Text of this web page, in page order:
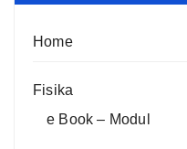
Home
Fisika
e Book – Modul